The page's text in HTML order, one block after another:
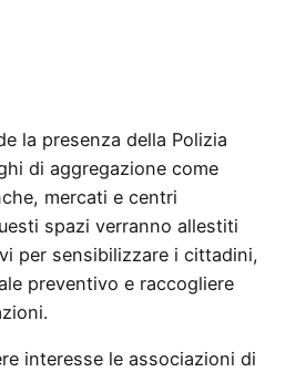
la presenza della Polizia
di aggregazione come
mercati e centri
spazi verranno allestiti
per sensibilizzare i cittadini,
preventivo e raccogliere
interesse le associazioni di